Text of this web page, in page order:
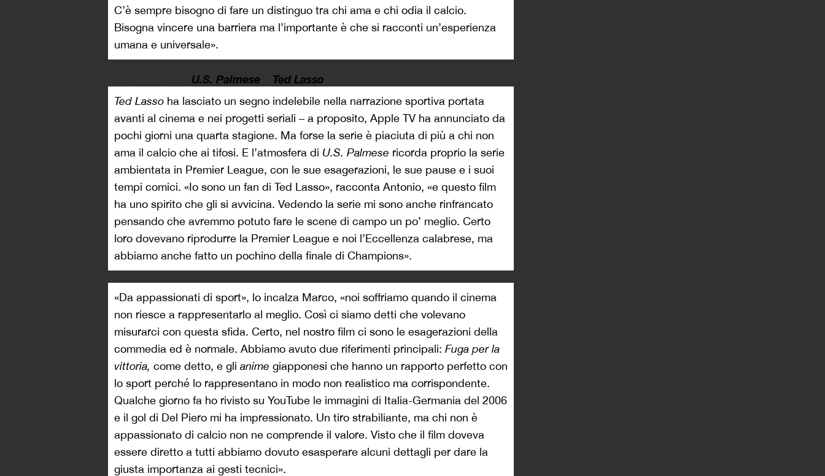
C’è sempre bisogno di fare un distinguo tra chi ama e chi odia il calcio.
Bisogna vincere una barriera ma l’importante è che si racconti un’esperienza
umana e universale».
U.S. Palmese Ted Lasso
Ted Lasso ha lasciato un segno indelebile nella narrazione sportiva portata
avanti al cinema e nei progetti seriali – a proposito, Apple TV ha annunciato da
pochi giorni una quarta stagione. Ma forse la serie è piaciuta di più a chi non
ama il calcio che ai tifosi. E l’atmosfera di U.S. Palmese ricorda proprio la serie
ambientata in Premier League, con le sue esagerazioni, le sue pause e i suoi
tempi comici. «Io sono un fan di Ted Lasso», racconta Antonio, «e questo film
ha uno spirito che gli si avvicina. Vedendo la serie mi sono anche rinfrancato
pensando che avremmo potuto fare le scene di campo un po’ meglio. Certo
loro dovevano riprodurre la Premier League e noi l’Eccellenza calabrese, ma
abbiamo anche fatto un pochino della finale di Champions».
«Da appassionati di sport», lo incalza Marco, «noi soffriamo quando il cinema
non riesce a rappresentarlo al meglio. Così ci siamo detti che volevano
misurarci con questa sfida. Certo, nel nostro film ci sono le esagerazioni della
commedia ed è normale. Abbiamo avuto due riferimenti principali: Fuga per la
vittoria, come detto, e glianime giapponesi che hanno un rapporto perfetto con
lo sport perché lo rappresentano in modo non realistico ma corrispondente.
Qualche giorno fa ho rivisto su YouTube le immagini di Italia-Germania del 2006
e il gol di Del Piero mi ha impressionato. Un tiro strabiliante, ma chi non è
appassionato di calcio non ne comprende il valore. Visto che il film doveva
essere diretto a tutti abbiamo dovuto esasperare alcuni dettagli per dare la
giusta importanza ai gesti tecnici».